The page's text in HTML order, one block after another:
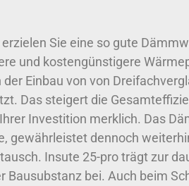
Sie eine so gute
und kostengünstigere
Einbau von von
Das steigert die
Investition merklich. Das
gewährleistet dennoch
Insute 25-pro trägt zur
Bausubstanz bei. Auch beim